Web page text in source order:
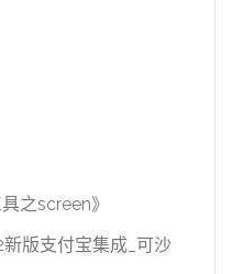
之screen》
版支付宝集成_可沙